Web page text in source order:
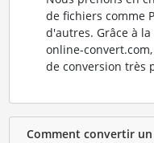
de fichiers comme
d'autres. Grâce à
online-
de conversion très
Comment convertir un